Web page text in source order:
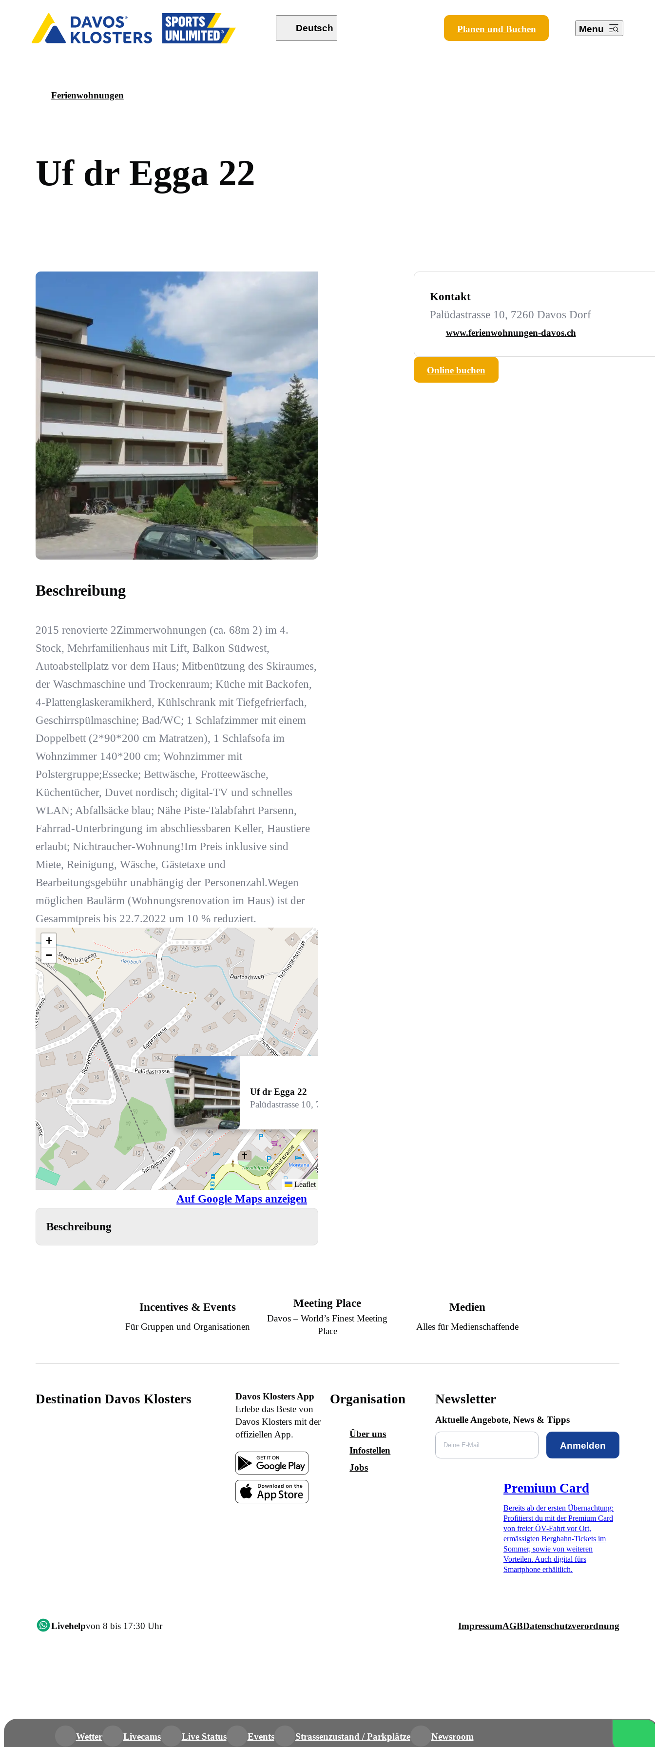
Deutsch Planen und Buchen Menu
Ferienwohnungen
Uf dr Egga 22
Beschreibung
2015 renovierte 2Zimmerwohnungen (ca. 68m 2) im 4.
Stock, Mehrfamilienhaus mit Lift, Balkon Südwest,
Autoabstellplatz vor dem Haus; Mitbenützung des Skiraumes,
der Waschmaschine und Trockenraum; Küche mit Backofen,
4-Plattenglaskeramikherd, Kühlschrank mit Tiefgefrierfach,
Geschirrspülmaschine; Bad/WC; 1 Schlafzimmer mit einem
Doppelbett (2*90*200 cm Matratzen), 1 Schlafsofa im
Wohnzimmer 140*200 cm; Wohnzimmer mit
Polstergruppe;Essecke; Bettwäsche, Frotteewäsche,
Küchentücher, Duvet nordisch; digital-TV und schnelles
WLAN; Abfallsäcke blau; Nähe Piste-Talabfahrt Parsenn,
Fahrrad-Unterbringung im abschliessbaren Keller, Haustiere
erlaubt; Nichtraucher-Wohnung!Im Preis inklusive sind
Miete, Reinigung, Wäsche, Gästetaxe und
Bearbeitungsgebühr unabhängig der Personenzahl.Wegen
möglichen Baulärm (Wohnungsrenovation im Haus) ist der
Gesammtpreis bis 22.7.2022 um 10 % reduziert.
Uf dr Egga 22
Palüdastrasse 10, 7260 Davos Dorf
+
−
Leaflet
Auf Google Maps anzeigen
Beschreibung
Kontakt
Palüdastrasse 10, 7260 Davos Dorf
www.ferienwohnungen-davos.ch
Online buchen
Incentives & Events
Für Gruppen und Organisationen
Meeting Place
Davos – World’s Finest Meeting
Place
Medien
Alles für Medienschaffende
Destination Davos Klosters
Davos Klosters App
Erlebe das Beste von
Davos Klosters mit der
offiziellen App.
Organisation
Über uns
Infostellen
Jobs
Newsletter
Aktuelle Angebote, News & Tipps
Anmelden
Premium Card
Bereits ab der ersten Übernachtung:
Profitierst du mit der Premium Card
von freier ÖV-Fahrt vor Ort,
ermässigten Bergbahn-Tickets im
Sommer, sowie von weiteren
Vorteilen. Auch digital fürs
Smartphone erhältlich.
Livehelpvon 8 bis 17:30 Uhr ImpressumAGBDatenschutzverordnung
Wetter Livecams Live Status Events Strassenzustand / Parkplätze Newsroom